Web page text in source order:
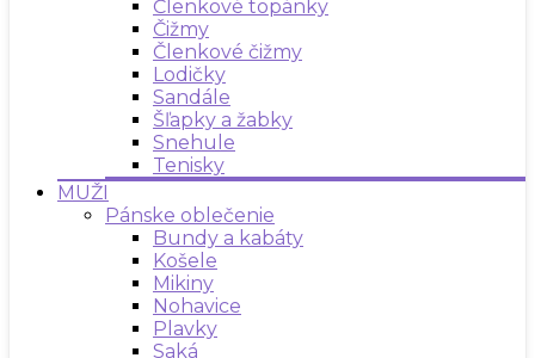
Členkové topánky
Čižmy
Členkové čižmy
Lodičky
Sandále
Šľapky a žabky
Snehule
Tenisky
MUŽI
Pánske oblečenie
Bundy a kabáty
Košele
Mikiny
Nohavice
Plavky
Saká